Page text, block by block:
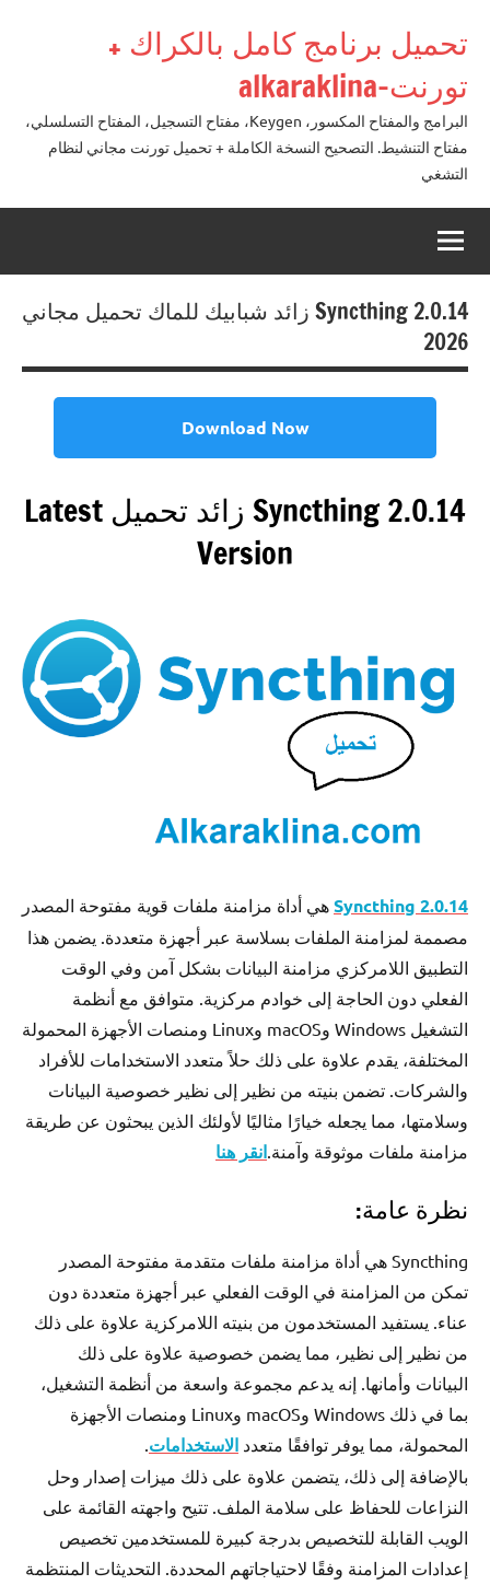
تحميل برنامج كامل بالكراك +
تورنت-alkaraklina
البرامج والمفتاح المكسور، Keygen، مفتاح التسجيل، المفتاح التسلسلي،
مفتاح التنشيط. التصحيح النسخة الكاملة + تحميل تورنت مجاني لنظام
التشغي
Syncthing 2.0.14 زائد شبابيك للماك تحميل مجاني
2026
Download Now
Syncthing 2.0.14 زائد تحميل Latest
Version
Syncthing 2.0.14 هي أداة مزامنة ملفات قوية مفتوحة المصدر
مصممة لمزامنة الملفات بسلاسة عبر أجهزة متعددة. يضمن هذا
التطبيق اللامركزي مزامنة البيانات بشكل آمن وفي الوقت
الفعلي دون الحاجة إلى خوادم مركزية. متوافق مع أنظمة
التشغيل Windows وmacOS وLinux ومنصات الأجهزة المحمولة
المختلفة، يقدم علاوة على ذلك حلاً متعدد الاستخدامات للأفراد
والشركات. تضمن بنيته من نظير إلى نظير خصوصية البيانات
وسلامتها، مما يجعله خيارًا مثاليًا لأولئك الذين يبحثون عن طريقة
مزامنة ملفات موثوقة وآمنة.انقر هنا
نظرة عامة:
Syncthing هي أداة مزامنة ملفات متقدمة مفتوحة المصدر
تمكن من المزامنة في الوقت الفعلي عبر أجهزة متعددة دون
عناء. يستفيد المستخدمون من بنيته اللامركزية علاوة على ذلك
من نظير إلى نظير، مما يضمن خصوصية علاوة على ذلك
البيانات وأمانها. إنه يدعم مجموعة واسعة من أنظمة التشغيل،
بما في ذلك Windows وmacOS وLinux ومنصات الأجهزة
المحمولة، مما يوفر توافقًا متعدد الاستخدامات
بالإضافة إلى ذلك، يتضمن علاوة على ذلك ميزات إصدار وحل
النزاعات للحفاظ على سلامة الملف. تتيح واجهته القائمة على
الويب القابلة للتخصيص بدرجة كبيرة للمستخدمين تخصيص
إعدادات المزامنة وفقًا لاحتياجاتهم المحددة. التحديثات المنتظمة